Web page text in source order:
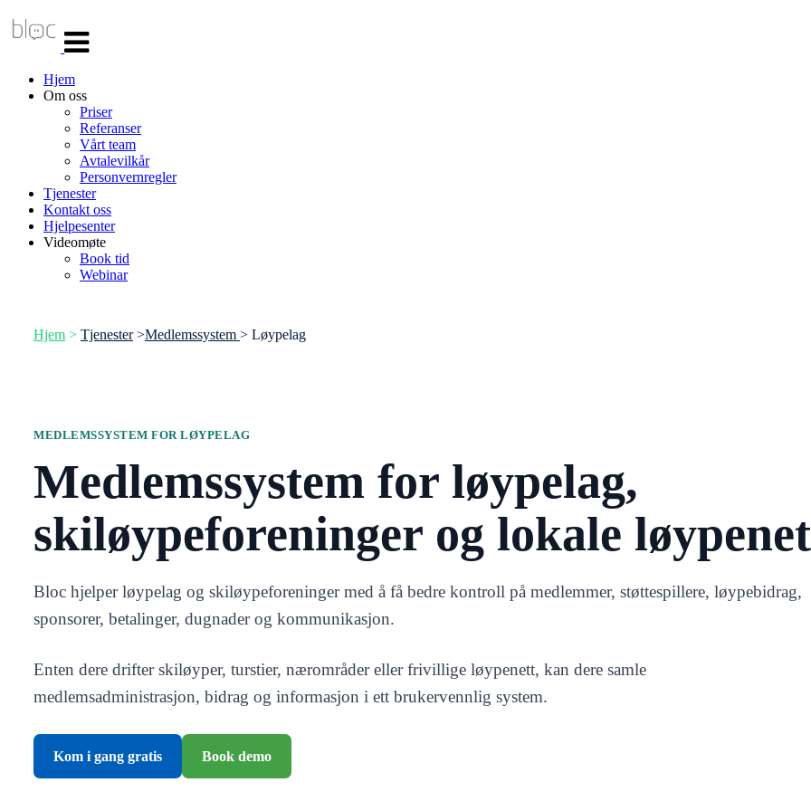
navigasjon
Hjem
Om oss
Priser
Referanser
Vårt team
Avtalevilkår
Personvernregler
Tjenester
Kontakt oss
Hjelpesenter
Videomøte
Book tid
Webinar
Hjem > Tjenester>Medlemssystem > Løypelag
MEDLEMSSYSTEM FOR LØYPELAG
Medlemssystem for løypelag,
skiløypeforeninger og lokale
Bloc hjelper løypelag og skiløypeforeninger med å få bedre kontroll på medlemmer, støttespillere, løypebidrag,
sponsorer, betalinger, dugnader og kommunikasjon.
Enten dere drifter skiløyper, turstier, nærområder eller frivillige løypenett, kan dere samle
medlemsadministrasjon, bidrag og informasjon i ett brukervennlig system.
Kom i gang gratis Book demo